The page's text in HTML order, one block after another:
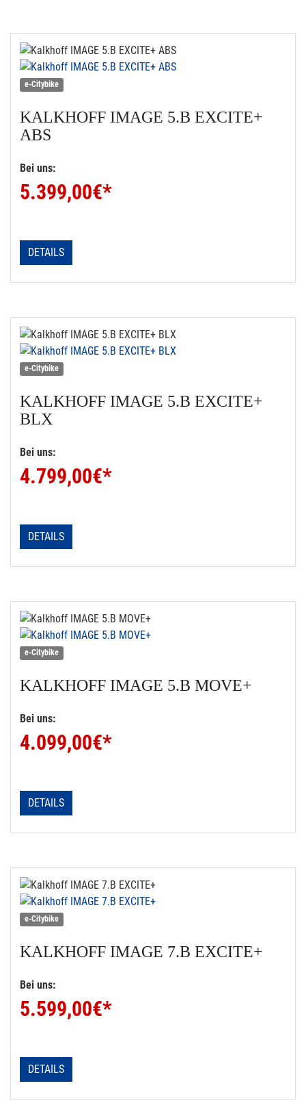
e-Citybike
KALKHOFF IMAGE 5.B EXCITE+
ABS
Bei uns:
5.399,00€*
DETAILS
e-Citybike
KALKHOFF IMAGE 5.B EXCITE+
BLX
Bei uns:
4.799,00€*
DETAILS
e-Citybike
KALKHOFF IMAGE 5.B MOVE+
Bei uns:
4.099,00€*
DETAILS
e-Citybike
KALKHOFF IMAGE 7.B EXCITE+
Bei uns:
5.599,00€*
DETAILS